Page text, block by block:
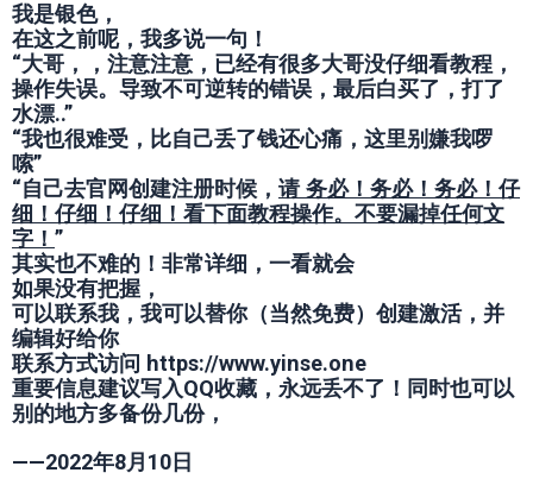
我是银色，
在这之前呢，我多说一句！
“大哥，，注意注意，已经有很多大哥没仔细看教程，
操作失误。导致不可逆转的错误，最后白买了，打了
水漂..”
“我也很难受，比自己丢了钱还心痛，这里别嫌我啰
嗦”
“自己去官网创建注册时候， 请 务必！务必！务必！仔
细！仔细！仔细！看下面教程操作。不要漏掉任何文
字！ ”
其实也不难的！非常详细，一看就会
如果没有把握，
可以联系我，我可以替你（当然免费）创建激活，并
编辑好给你
联系方式访问 https://www.yinse.one
重要信息建议写入QQ收藏，永远丢不了！同时也可以
别的地方多备份几份，
——2022年8月10日